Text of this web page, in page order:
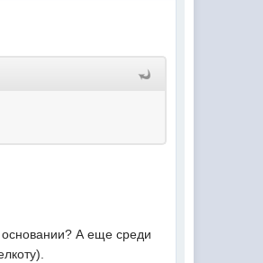
А еще среди